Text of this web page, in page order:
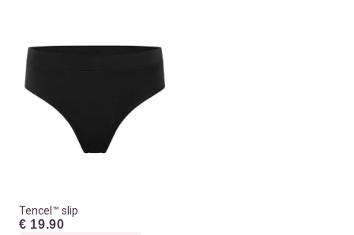
Tencel™ slip
€ 19.90